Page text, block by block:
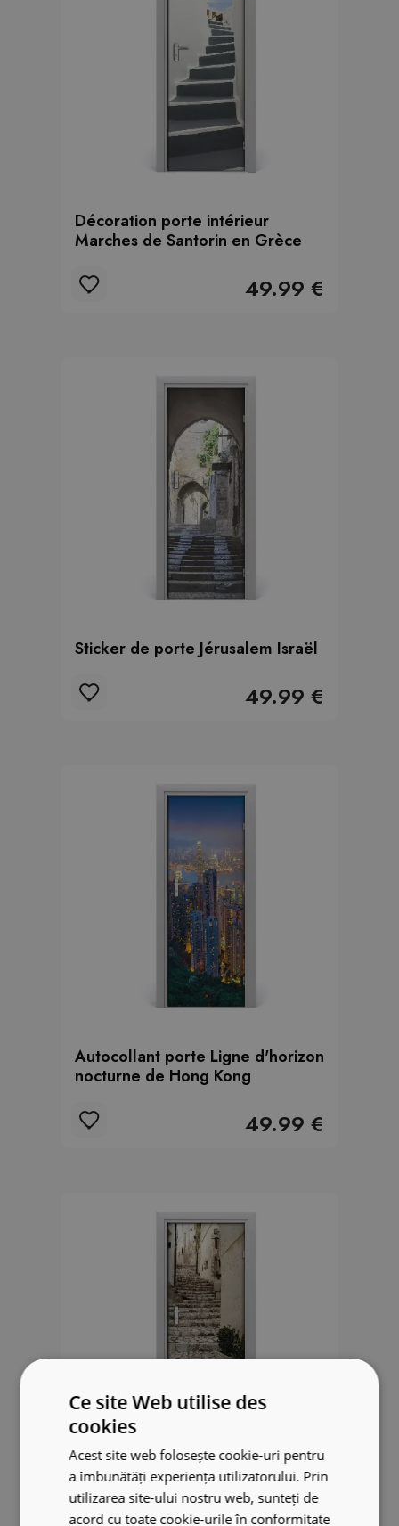
Décoration porte intérieur
Marches de Santorin en Grèce
49.99 €
Sticker de porte Jérusalem Israël
49.99 €
Autocollant porte Ligne d'horizon
nocturne de Hong Kong
49.99 €
Papier peint porte Charmant
escalier de rue
Ce site Web utilise des
cookies
Acest site web folosește cookie-uri pentru
a îmbunătăți experiența utilizatorului. Prin
utilizarea site-ului nostru web, sunteți de
acord cu toate cookie-urile în conformitate